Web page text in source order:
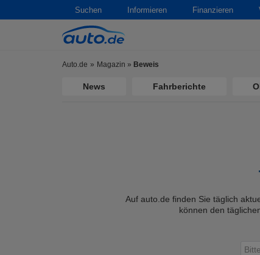
Suchen Informieren Finanzieren
Auto.de Magazin » Beweis
News Fahrberichte
Auf auto.de finden Sie täglich
können den